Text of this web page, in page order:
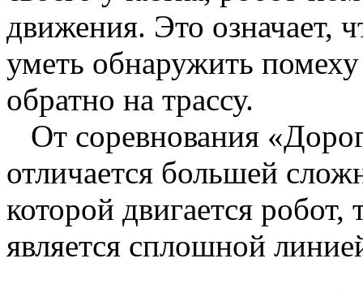
движения. Это означает,
уметь обнаружить
обратно на трассу.
От соревнования
отличается большей
которой двигается
является сплошной